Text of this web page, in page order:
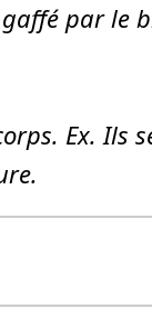
gaffé par le
Ex. Ils